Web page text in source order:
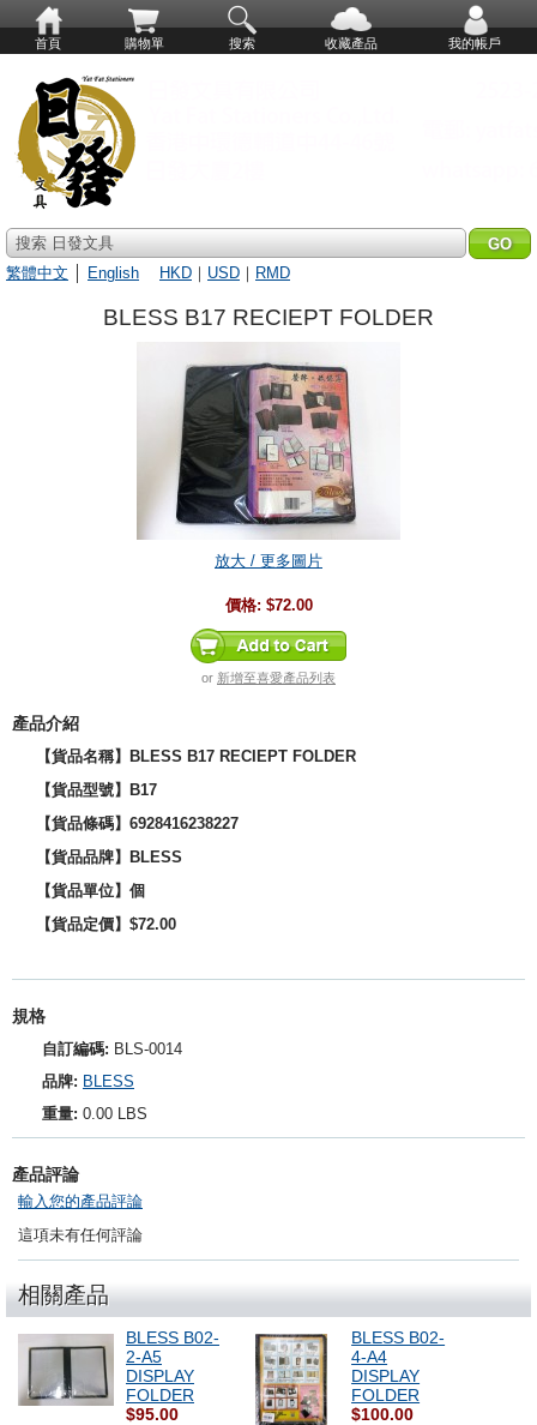
首頁 購物單 搜索 收藏產品 我的帳戶
搜索 日發文具
繁體中文
English HKD ｜ USD ｜ RMD
BLESS B17 RECIEPT FOLDER
放大 / 更多圖片
價格: $72.00
or 新增至喜愛產品列表
產品介紹
【貨品名稱】BLESS B17 RECIEPT FOLDER
【貨品型號】B17
【貨品條碼】6928416238227
【貨品品牌】BLESS
【貨品單位】個
【貨品定價】$72.00
規格
自訂編碼: BLS-0014
品牌: BLESS
重量: 0.00 LBS
產品評論
輸入您的產品評論
這項未有任何評論
相關產品
BLESS B02-
2-A5
DISPLAY
FOLDER
$95.00
BLESS B02-
4-A4
DISPLAY
FOLDER
$100.00